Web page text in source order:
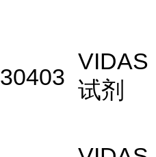
30403
VIDAS
试剂